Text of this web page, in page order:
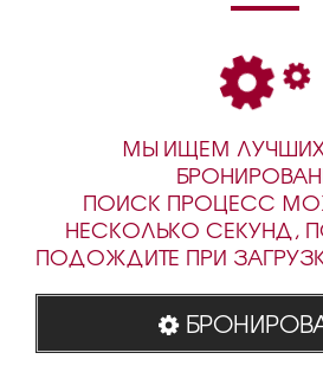
МЫ ИЩЕМ
ПОИСК ПРОЦЕСС
НЕСКОЛЬКО СЕКУНД,
ПОДОЖДИТЕ ПРИ